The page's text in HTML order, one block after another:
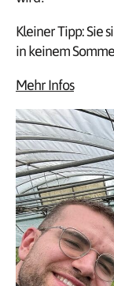
Kleiner Tipp: Sie
in keinem
Mehr Infos